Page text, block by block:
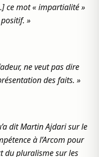
ce mot « impartialité »
»
ne veut pas dire
des faits. »
dit Martin Ajdari sur le
à l’Arcom pour
du pluralisme sur les